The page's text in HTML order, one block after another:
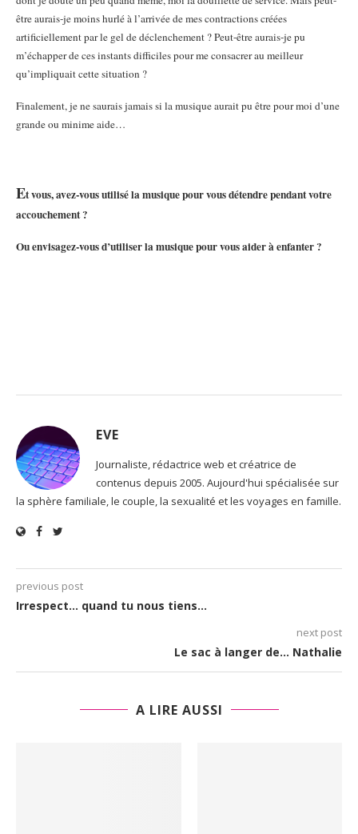
être aurais-je moins hurlé à l’arrivée de mes contractions créées
artificiellement par le gel de déclenchement ? Peut-être aurais-je pu
m’échapper de ces instants difficiles pour me consacrer au meilleur
qu’impliquait cette situation ?
Finalement, je ne saurais jamais si la musique aurait pu être pour moi d’une
grande ou minime aide…
Et vous, avez-vous utilisé la musique pour vous détendre pendant votre
accouchement ?
Ou envisagez-vous d’utiliser la musique pour vous aider à enfanter ?
EVE
Journaliste, rédactrice web et créatrice de
contenus depuis 2005. Aujourd'hui spécialisée sur
la sphère familiale, le couple, la sexualité et les voyages en famille.
previous post
Irrespect… quand tu nous tiens…
next post
Le sac à langer de… Nathalie
A LIRE AUSSI